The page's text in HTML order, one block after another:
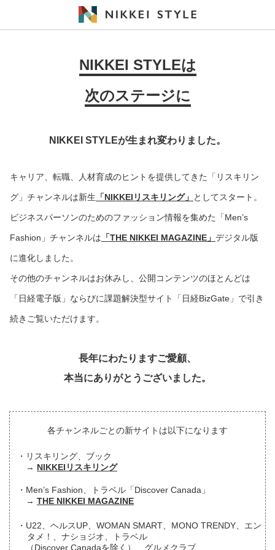
NIKKEI STYLEは
次のステージに
NIKKEI STYLEが生まれ変わりました。
キャリア、転職、人材育成のヒントを提供してきた「リスキリン
グ」チャンネルは新生 「NIKKEIリスキリング」 としてスタート。
ビジネスパーソンのためのファッション情報を集めた「Men’s
Fashion」チャンネルは 「THE NIKKEI MAGAZINE」 デジタル版
に進化しました。
その他のチャンネルはお休みし、公開コンテンツのほとんどは
「日経電子版」ならびに課題解決型サイト「日経BizGate」で引き
続きご覧いただけます。
長年にわたりますご愛顧、
本当にありがとうございました。
各チャンネルごとの新サイトは以下になります
リスキリング、ブック
NIKKEIリスキリング
Men’s Fashion、トラベル「Discover Canada」
THE NIKKEI MAGAZINE
U22、ヘルスUP、WOMAN SMART、MONO TRENDY、エン
タメ！、ナショジオ、トラベル
（Discover Canadaを除く）、グルメクラブ